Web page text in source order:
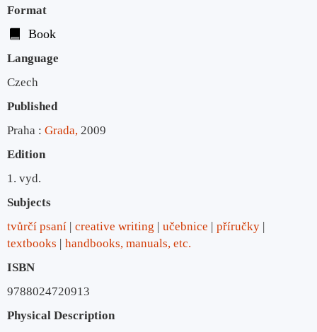
Format
Book
Language
Czech
Published
Praha : Grada, 2009
Edition
1. vyd.
Subjects
tvůrčí psaní
creative writing učebnice
příručky
textbooks
handbooks, manuals, etc.
ISBN
9788024720913
Physical Description